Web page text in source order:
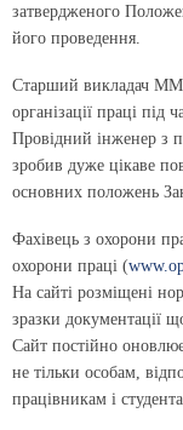
затвердженого
його проведення.
Старший викладач
організації праці під
Провідний інженер з
зробив дуже цікаве
основних положень
Фахівець з охорони
охорони праці (
На сайті розміщені
зразки документації
Сайт постійно
не тільки особам,
працівникам і